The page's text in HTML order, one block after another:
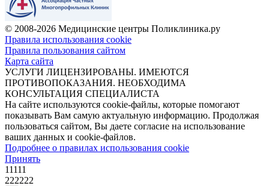
© 2008-2026 Медицинские центры Поликлиника.ру
Правила использования cookie
Правила пользования сайтом
Карта сайта
УСЛУГИ ЛИЦЕНЗИРОВАНЫ. ИМЕЮТСЯ
ПРОТИВОПОКАЗАНИЯ. НЕОБХОДИМА
КОНСУЛЬТАЦИЯ СПЕЦИАЛИСТА
На сайте используются cookie-файлы, которые помогают
показывать Вам самую актуальную информацию. Продолжая
пользоваться сайтом, Вы даете согласие на использование
ваших данных и cookie-файлов.
Подробнее о правилах использования cookie
Принять
11111
222222